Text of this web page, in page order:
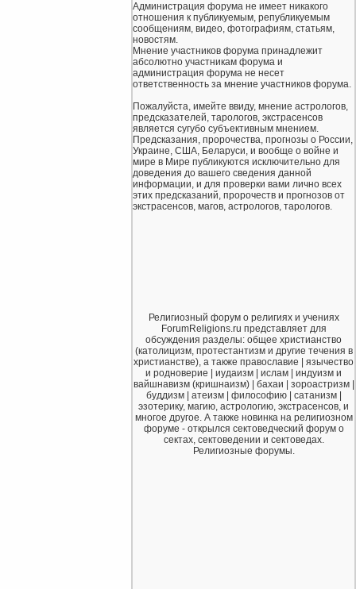
Администрация форума не имеет никакого
отношения к публикуемым, републикуемым
сообщениям, видео, фотографиям, статьям,
новостям.
Мнение участников форума принадлежит
абсолютно участникам форума и
администрация форума не несет
ответственность за мнение участников форума.
Пожалуйста, имейте ввиду, мнение астрологов,
предсказателей, тарологов, экстрасенсов
является сугубо субъективным мнением.
Предсказания, пророчества, прогнозы о России,
Украине, США, Беларуси, и вообще о войне и
мире в Мире публикуются исключительно для
доведения до вашего сведения данной
информации, и для проверки вами лично всех
этих предсказаний, пророчеств и прогнозов от
экстрасенсов, магов, астрологов, тарологов.
Религиозный форум о религиях и учениях
ForumReligions.ru представляет для
обсуждения разделы: общее христианство
(католицизм, протестантизм и другие течения в
христианстве), а также православие | язычество
и родноверие | иудаизм | ислам | индуизм и
вайшнавизм (кришнаизм) | бахаи | зороастризм |
буддизм | атеизм | философию | сатанизм |
эзотерику, магию, астрологию, экстрасенсов, и
многое другое. А также новинка на религиозном
форуме - открылся сектоведческий форум о
сектах, сектоведении и сектоведах.
Религиозные форумы.